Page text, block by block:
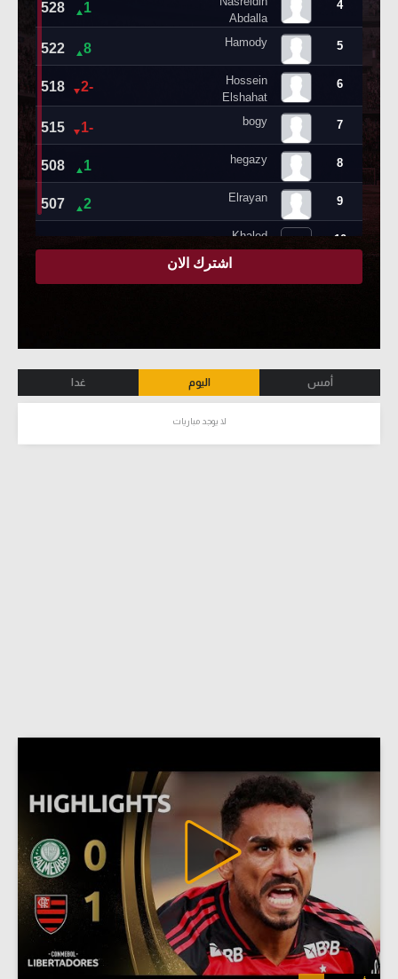
أمس اليوم غدا
لا يوجد مباريات